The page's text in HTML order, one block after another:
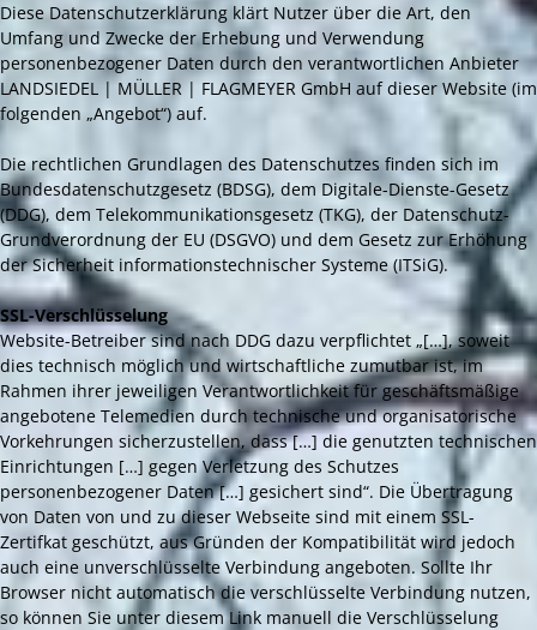
Diese Datenschutzerklärung klärt Nutzer über die Art, den
Umfang und Zwecke der Erhebung und Verwendung
personenbezogener Daten durch den verantwortlichen Anbieter
LANDSIEDEL | MÜLLER | FLAGMEYER GmbH auf dieser Website (im
folgenden „Angebot“) auf.
Die rechtlichen Grundlagen des Datenschutzes finden sich im
Bundesdatenschutzgesetz (BDSG), dem Digitale-Dienste-Gesetz
(DDG), dem Telekommunikationsgesetz (TKG), der Datenschutz-
Grundverordnung der EU (DSGVO) und dem Gesetz zur Erhöhung
der Sicherheit informationstechnischer Systeme (ITSiG).
SSL-Verschlüsselung
Website-Betreiber sind nach DDG dazu verpflichtet „[…], soweit
dies technisch möglich und wirtschaftliche zumutbar ist, im
Rahmen ihrer jeweiligen Verantwortlichkeit für geschäftsmäßige
angebotene Telemedien durch technische und organisatorische
Vorkehrungen sicherzustellen, dass […] die genutzten technischen
Einrichtungen […] gegen Verletzung des Schutzes
personenbezogener Daten […] gesichert sind“. Die Übertragung
von Daten von und zu dieser Webseite sind mit einem SSL-
Zertifkat geschützt, aus Gründen der Kompatibilität wird jedoch
auch eine unverschlüsselte Verbindung angeboten. Sollte Ihr
Browser nicht automatisch die verschlüsselte Verbindung nutzen,
so können Sie unter diesem Link manuell die Verschlüsselung